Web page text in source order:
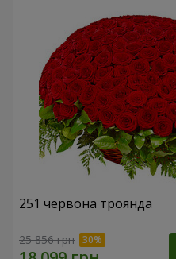
251 червона троянда
25 856 грн